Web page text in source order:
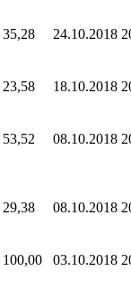
35,28 24.10.2018
23,58 18.10.2018
53,52 08.10.2018
29,38 08.10.2018
100,00 03.10.2018